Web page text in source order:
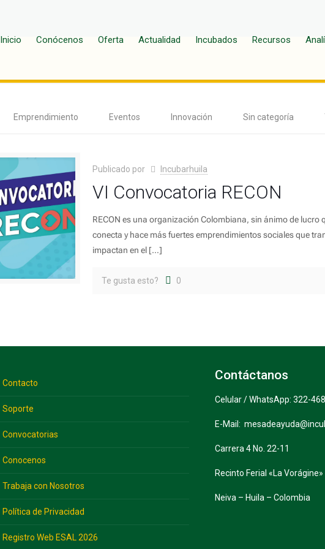
Inicio Conócenos Oferta Actualidad Incubados Recursos
Emprendimiento Eventos Innovación Sin categoría
Publicado por Incubarhuila
VI Convocatoria RECON
RECON es una organización Colombiana, sin ánimo de lucro
conecta y hace más fuertes emprendimientos sociales que
impactan en el[…]
Te gusta esto? 0
Contacto
Soporte
Convocatorias
Conocenos
Trabaja con Nosotros
Política de Privacidad
Registro Web ESAL 2026
Contáctanos
Celular / WhatsApp: 322-
E-Mail:
Carrera 4 No. 22-11
Recinto Ferial «La Vorágine»
Neiva – Huila – Colombia